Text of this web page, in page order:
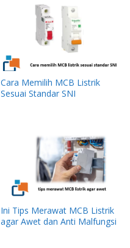
Cara Memilih MCB Listrik
Sesuai Standar SNI
Ini Tips Merawat MCB Listrik
agar Awet dan Anti Malfungsi